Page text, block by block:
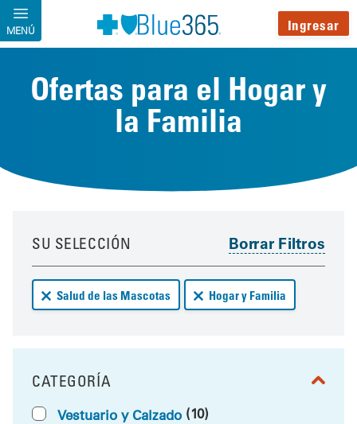
Pasar al contenido principal
MENÚ Ingresar
Ofertas para el Hogar y
la Familia
SU SELECCIÓN
Remove Salud de las Mascotas deals from your results
Salud de las Mascotas Remove Hogar y Familia
Hogar y Familia
FILTRAR POR
CATEGORÍA
Vestuario y Calzado (10)